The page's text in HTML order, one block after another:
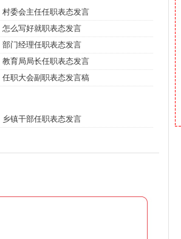
村委会主任任职表态发言
怎么写好就职表态发言
部门经理任职表态发言
教育局局长任职表态发言
任职大会副职表态发言稿
乡镇干部任职表态发言